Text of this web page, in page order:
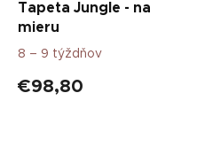
Tapeta Jungle - na
mieru
8 – 9 týždňov
€98,80